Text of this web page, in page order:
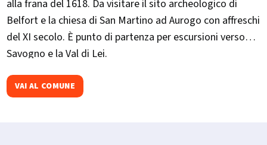
alla frana del 1618. Da visitare il sito archeologico di
Belfort e la chiesa di San Martino ad Aurogo con affreschi
del XI secolo. È punto di partenza per escursioni verso
Savogno e la Val di Lei.
VAI AL COMUNE